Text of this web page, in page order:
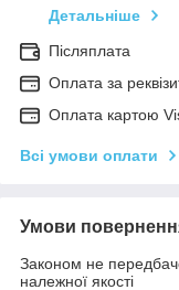
Детальніше
Післяплата
Оплата за
Оплата картою
Всі умови оплати
Умови
Законом не
належної якості